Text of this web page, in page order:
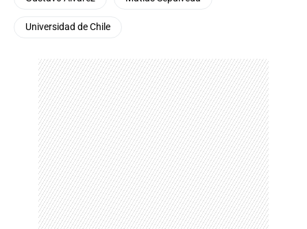
Universidad de Chile